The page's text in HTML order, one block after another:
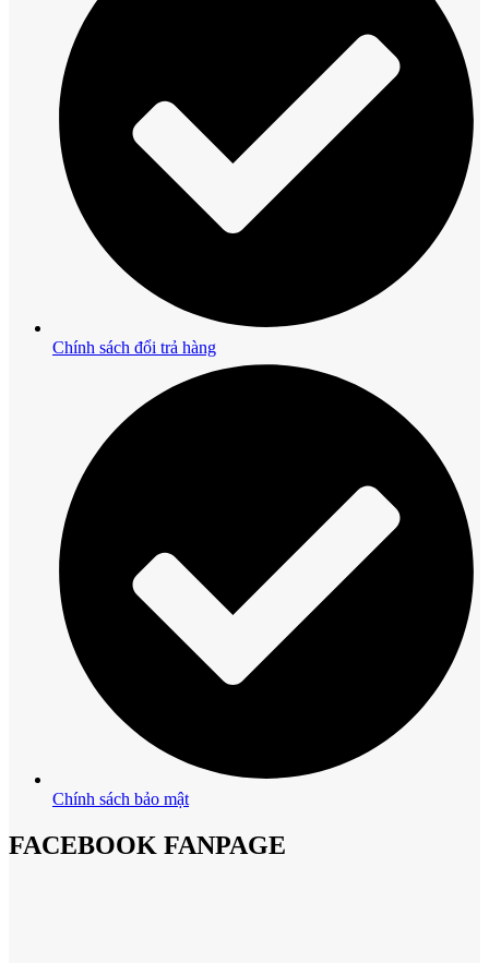
Chính sách đổi trả hàng
Chính sách bảo mật
FACEBOOK FANPAGE